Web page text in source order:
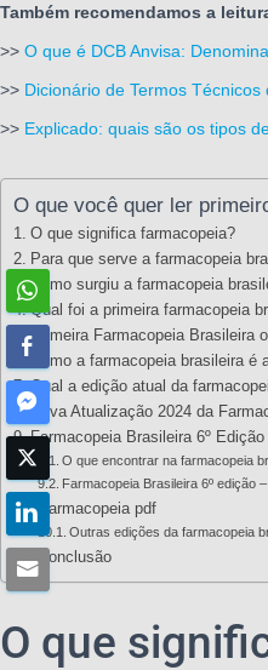
Também recomendamos a
>> O que é DCB Anvisa:
>> Dicionário de Termos
>> Explicado: quais são os tipos
O que você quer ler
O que significa farmacopeia?
Para que serve a farmacopeia
Como surgiu a farmacopeia
Qual foi a primeira farmacopeia
Primeira Farmacopeia Brasileira
Como a farmacopeia brasileira é
Qual a edição atual da
Nova Atualização 2024 da
Farmacopeia Brasileira 6º Edição
O que encontrar na farmacopeia
Farmacopeia Brasileira 6º edição
Farmacopeia pdf
Outras edições da farmacopeia
Conclusão
O que